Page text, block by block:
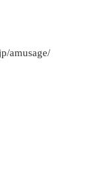
amusage/